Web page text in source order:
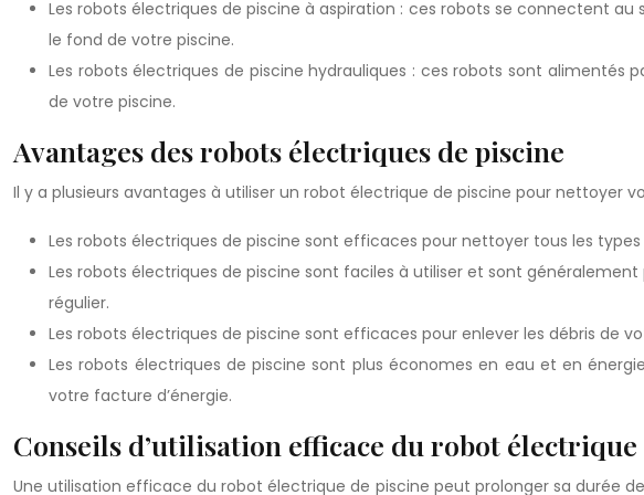
Les robots électriques de piscine à aspiration : ces robots se connectent
le fond de votre piscine.
Les robots électriques de piscine hydrauliques : ces robots sont alimentés
de votre piscine.
Avantages des robots électriques de piscine
Il y a plusieurs avantages à utiliser un robot électrique de piscine pour nettoyer
Les robots électriques de piscine sont efficaces pour nettoyer tous les
Les robots électriques de piscine sont faciles à utiliser et sont
régulier.
Les robots électriques de piscine sont efficaces pour enlever les débris de
Les robots électriques de piscine sont plus économes en eau et en
votre facture d’énergie.
Conseils d’utilisation efficace du robot électrique
Une utilisation efficace du robot électrique de piscine peut prolonger sa durée